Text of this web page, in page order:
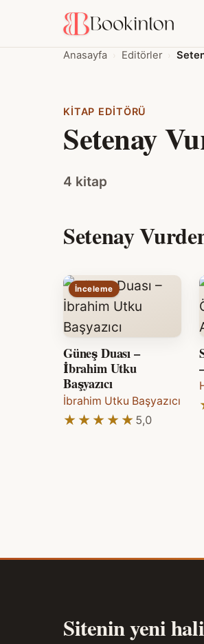
Anasayfa Editörler
KITAP EDITÖRÜ
Setenay
4 kitap
Setenay
İnceleme
Güneş Duası –
İbrahim Utku
Başyazıcı
İbrahim Utku Başyazıcı
★★★★★
★★★★★ 5,0
Sitenin yeni